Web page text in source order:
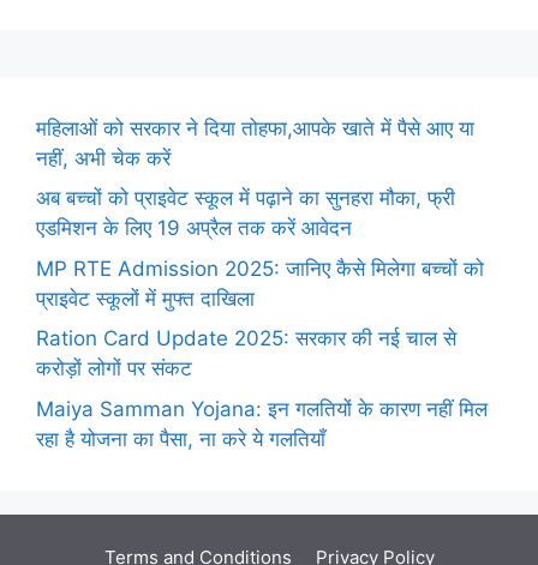
महिलाओं को सरकार ने दिया तोहफा,आपके खाते में पैसे आए या
नहीं, अभी चेक करें
अब बच्चों को प्राइवेट स्कूल में पढ़ाने का सुनहरा मौका, फ्री
एडमिशन के लिए 19 अप्रैल तक करें आवेदन
MP RTE Admission 2025: जानिए कैसे मिलेगा बच्चों को
प्राइवेट स्कूलों में मुफ्त दाखिला
Ration Card Update 2025: सरकार की नई चाल से
करोड़ों लोगों पर संकट
Maiya Samman Yojana: इन गलतियों के कारण नहीं मिल
रहा है योजना का पैसा, ना करे ये गलतियाँ
Terms and Conditions Privacy Policy